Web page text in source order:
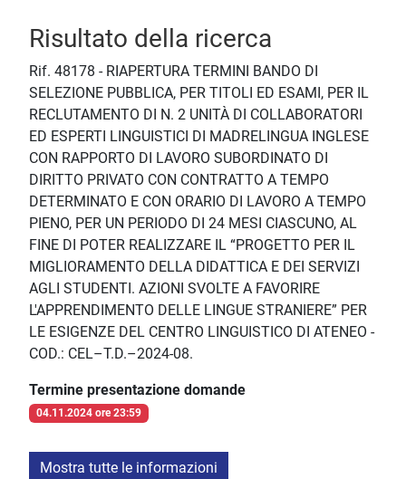
Risultato della ricerca
Rif. 48178 - RIAPERTURA TERMINI BANDO DI
SELEZIONE PUBBLICA, PER TITOLI ED ESAMI, PER IL
RECLUTAMENTO DI N. 2 UNITÀ DI COLLABORATORI
ED ESPERTI LINGUISTICI DI MADRELINGUA INGLESE
CON RAPPORTO DI LAVORO SUBORDINATO DI
DIRITTO PRIVATO CON CONTRATTO A TEMPO
DETERMINATO E CON ORARIO DI LAVORO A TEMPO
PIENO, PER UN PERIODO DI 24 MESI CIASCUNO, AL
FINE DI POTER REALIZZARE IL “PROGETTO PER IL
MIGLIORAMENTO DELLA DIDATTICA E DEI SERVIZI
AGLI STUDENTI. AZIONI SVOLTE A FAVORIRE
L'APPRENDIMENTO DELLE LINGUE STRANIERE” PER
LE ESIGENZE DEL CENTRO LINGUISTICO DI ATENEO -
COD.: CEL–T.D.–2024-08.
Termine presentazione domande
04.11.2024 ore 23:59
Mostra tutte le informazioni